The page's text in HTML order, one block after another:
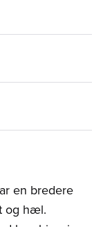
en bredere
og hæl.